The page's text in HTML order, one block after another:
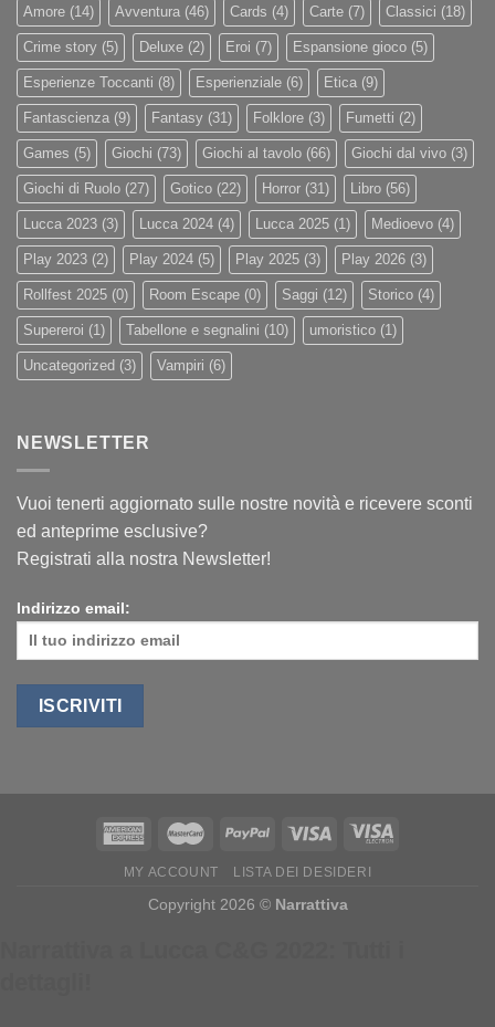
Amore (14) Avventura (46) Cards (4) Carte (7) Classici (18)
Crime story (5) Deluxe (2) Eroi (7) Espansione gioco (5)
Esperienze Toccanti (8) Esperienziale (6) Etica (9)
Fantascienza (9) Fantasy (31) Folklore (3) Fumetti (2)
Games (5) Giochi (73) Giochi al tavolo (66) Giochi dal vivo (3)
Giochi di Ruolo (27) Gotico (22) Horror (31) Libro (56)
Lucca 2023 (3) Lucca 2024 (4) Lucca 2025 (1) Medioevo (4)
Play 2023 (2) Play 2024 (5) Play 2025 (3) Play 2026 (3)
Rollfest 2025 (0) Room Escape (0) Saggi (12) Storico (4)
Supereroi (1) Tabellone e segnalini (10) umoristico (1)
Uncategorized (3) Vampiri (6)
NEWSLETTER
Vuoi tenerti aggiornato sulle nostre novità e ricevere sconti
ed anteprime esclusive?
Registrati alla nostra Newsletter!
Indirizzo email:
MY ACCOUNT LISTA DEI DESIDERI
Copyright 2026 © Narrattiva